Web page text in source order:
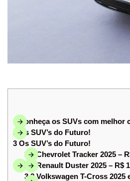
1 Conheça os SUVs com melhor
2 Os SUV’s do Futuro!
3 Os SUV’s do Futuro!
3.1 Chevrolet Tracker 2025 –
3.2 Renault Duster 2025 – R$
3.3Volkswagen T-Cross 2025